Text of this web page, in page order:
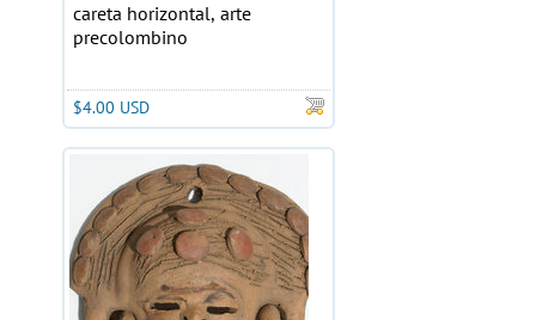
careta horizontal, arte
precolombino
$4.00 USD